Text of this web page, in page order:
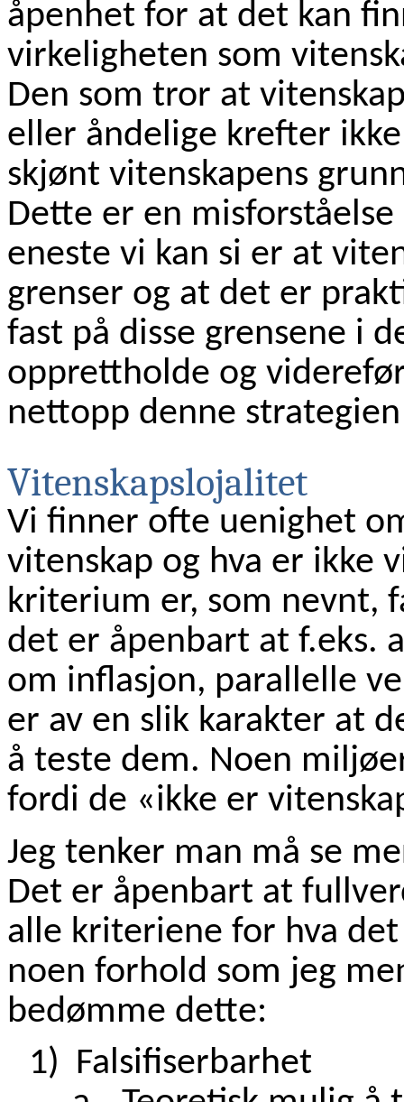
åpenhet for at det kan
virkeligheten som
Den som tror at
eller åndelige krefter
skjønt vitenskapens
Dette er en
eneste vi kan si er at
grenser og at det er
fast på disse grensene i
opprettholde og
nettopp denne
Vitenskapslojalitet
Vi finner ofte uenighet
vitenskap og hva er ikke
kriterium er, som nevnt,
det er åpenbart at f.eks.
om inflasjon, parallelle
er av en slik karakter at
å teste dem. Noen
fordi de «ikke er
Jeg tenker man må se
Det er åpenbart at
alle kriteriene for hva
noen forhold som jeg
bedømme dette:
1) Falsifiserbarhet